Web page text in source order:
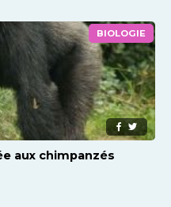
BIOLOGIE
aux chimpanzés